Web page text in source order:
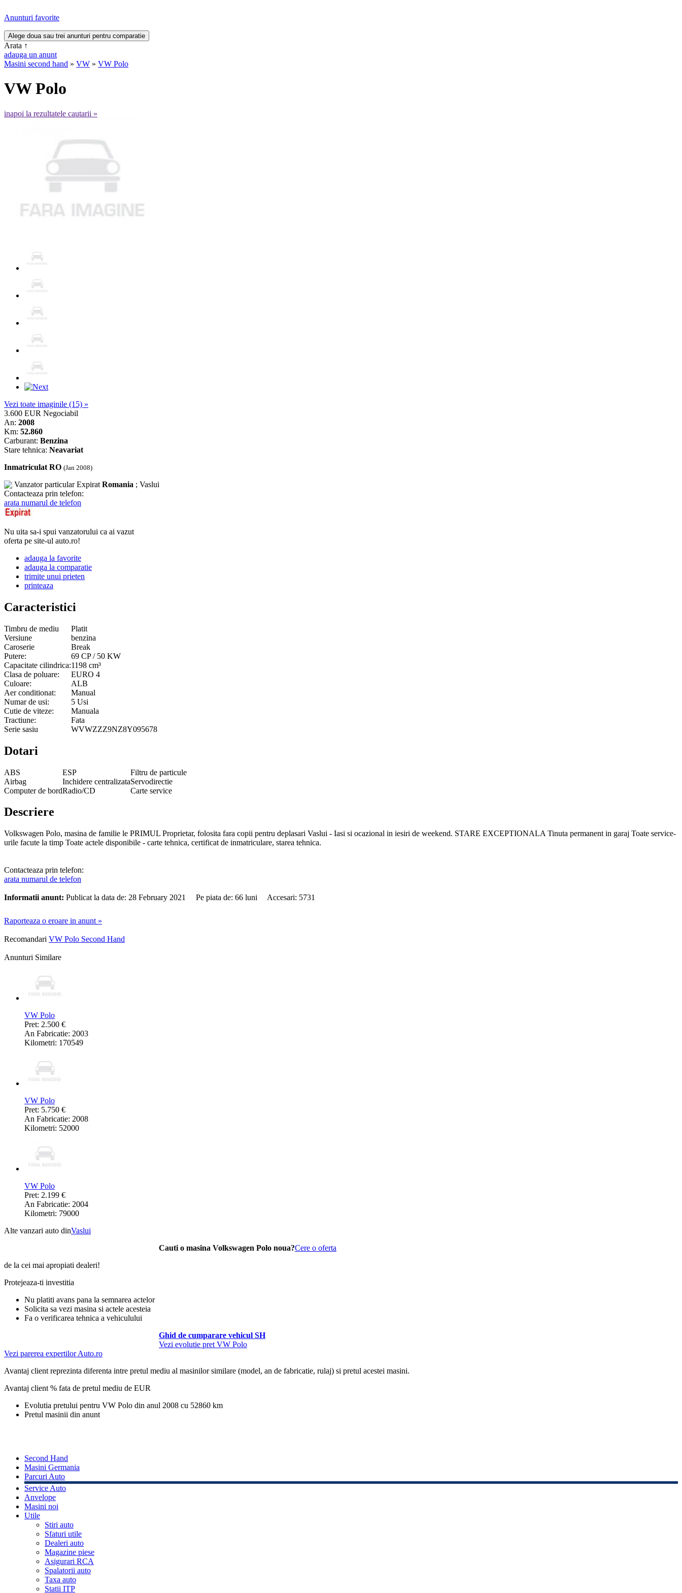
Anunturi favorite
Arata ↑
adauga un anunt
Masini second hand » VW » VW Polo
VW Polo
inapoi la rezultatele cautarii »
Vezi toate imaginile (15) »
3.600 EUR Negociabil
An: 2008
Km: 52.860
Carburant: Benzina
Stare tehnica: Neavariat
Inmatriculat RO (Jan 2008)
Vanzator particularExpirat Romania ; Vaslui
Contacteaza prin telefon:
arata numarul de telefon
Nu uita sa-i spui vanzatorului ca ai vazut
oferta pe site-ul auto.ro!
adauga la favorite
adauga la comparatie
trimite unui prieten
printeaza
Caracteristici
Timbru de mediu
Platit
Versiune
benzina
Caroserie
Break
Putere:
69 CP / 50 KW
Capacitate cilindrica:1198 cm³
Clasa de poluare:
EURO 4
Culoare:
ALB
Aer conditionat:
Manual
Numar de usi:
5 Usi
Cutie de viteze:
Manuala
Tractiune:
Fata
Serie sasiu
WVWZZZ9NZ8Y095678
Dotari
ABS ESP
Filtru de particule
Airbag
Inchidere centralizataServodirectie
Computer de bordRadio/CD Carte service
Descriere
Volkswagen Polo, masina de familie le PRIMUL Proprietar, folosita fara copii pentru deplasari Vaslui - Iasi si ocazional in iesiri de weekend. STARE EXCEPTIONALA Tinuta permanent in garaj Toate service-
urile facute la timp Toate actele disponibile - carte tehnica, certificat de inmatriculare, starea tehnica.
Contacteaza prin telefon:
arata numarul de telefon
Informatii anunt: Publicat la data de: 28 February 2021 Pe piata de: 66 luni Accesari: 5731
Raporteaza o eroare in anunt »
Recomandari VW Polo Second Hand
Anunturi Similare
VW Polo
Pret: 2.500 €
An Fabricatie: 2003
Kilometri: 170549
VW Polo
Pret: 5.750 €
An Fabricatie: 2008
Kilometri: 52000
VW Polo
Pret: 2.199 €
An Fabricatie: 2004
Kilometri: 79000
Alte vanzari auto dinVaslui
Cauti o masina Volkswagen Polo noua?Cere o oferta
de la cei mai apropiati dealeri!
Protejeaza-ti investitia
Nu platiti avans pana la semnarea actelor
Solicita sa vezi masina si actele acesteia
Fa o verificarea tehnica a vehiculului
Ghid de cumparare vehicul SH
Vezi evolutie pret VW Polo
Vezi parerea expertilor Auto.ro
Avantaj client reprezinta diferenta intre pretul mediu al masinilor similare (model, an de fabricatie, rulaj) si pretul acestei masini.
Avantaj client % fata de pretul mediu de EUR
Evolutia pretului pentru VW Polo din anul 2008 cu 52860 km
Pretul masinii din anunt
Second Hand
Masini Germania
Parcuri Auto
Service Auto
Anvelope
Masini noi
Utile
Stiri auto
Sfaturi utile
Dealeri auto
Magazine piese
Asigurari RCA
Spalatorii auto
Taxa auto
Statii ITP